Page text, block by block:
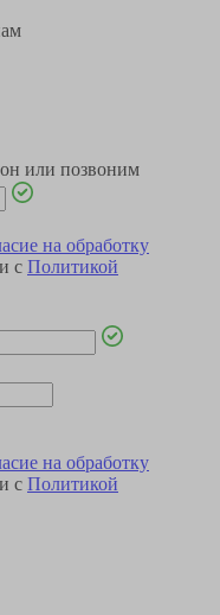
или позвоним
на обработку
с Политикой
на обработку
с Политикой